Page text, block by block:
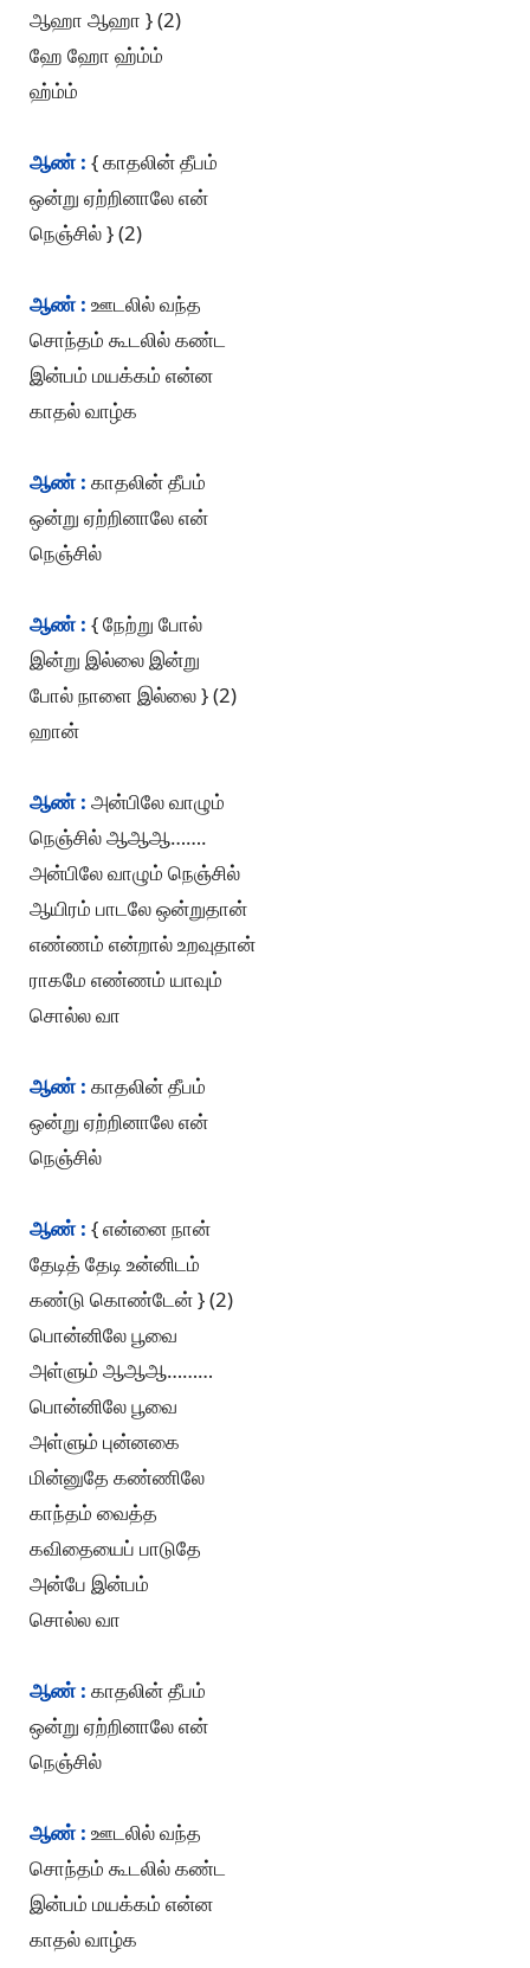
ஆஹா ஆஹா } (2)
ஹே ஹோ ஹ்ம்ம்
ஹ்ம்ம்
ஆண் : { காதலின் தீபம்
ஒன்று ஏற்றினாலே என்
நெஞ்சில் } (2)
ஆண் : ஊடலில் வந்த
சொந்தம் கூடலில் கண்ட
இன்பம் மயக்கம் என்ன
காதல் வாழ்க
ஆண் : காதலின் தீபம்
ஒன்று ஏற்றினாலே என்
நெஞ்சில்
ஆண் : { நேற்று போல்
இன்று இல்லை இன்று
போல் நாளை இல்லை } (2)
ஹான்
ஆண் : அன்பிலே வாழும்
நெஞ்சில் ஆஆஆ…….
அன்பிலே வாழும் நெஞ்சில்
ஆயிரம் பாடலே ஒன்றுதான்
எண்ணம் என்றால் உறவுதான்
ராகமே எண்ணம் யாவும்
சொல்ல வா
ஆண் : காதலின் தீபம்
ஒன்று ஏற்றினாலே என்
நெஞ்சில்
ஆண் : { என்னை நான்
தேடித் தேடி உன்னிடம்
கண்டு கொண்டேன் } (2)
பொன்னிலே பூவை
அள்ளும் ஆஆஆ………
பொன்னிலே பூவை
அள்ளும் புன்னகை
மின்னுதே கண்ணிலே
காந்தம் வைத்த
கவிதையைப் பாடுதே
அன்பே இன்பம்
சொல்ல வா
ஆண் : காதலின் தீபம்
ஒன்று ஏற்றினாலே என்
நெஞ்சில்
ஆண் : ஊடலில் வந்த
சொந்தம் கூடலில் கண்ட
இன்பம் மயக்கம் என்ன
காதல் வாழ்க